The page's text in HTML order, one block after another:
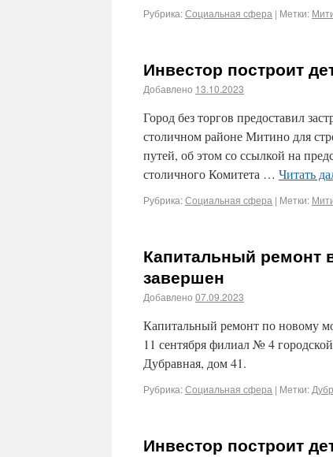
Рубрика:Социальная сфера | Метки:
Инвестор построит
Добавлено 13.10.2023
​Город без торгов предоставил
столичном районе Митино для
путей, об этом со ссылкой на
столичного Комитета … Читать
Рубрика:Социальная сфера | Метки:
Капитальный ремонт
завершен
Добавлено 07.09.2023
Капитальный ремонт по новому
11 сентября филиал № 4
Дубравная, дом 41.
Рубрика:Социальная сфера | Метки:
Инвестор построит